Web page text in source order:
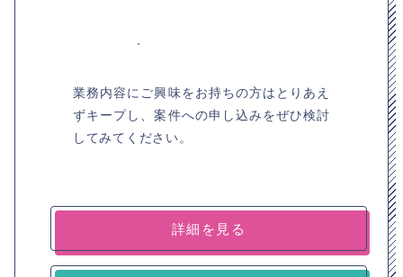
業務内容にご興味をお持ちの方はとりあえ
ずキープし、案件への申し込みをぜひ検討
してみてください。
詳細を見る